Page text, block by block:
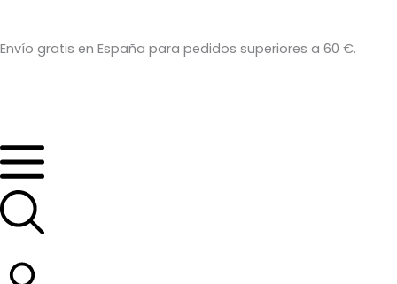
contenido
Envío gratis en España para pedidos superiores a 60 €.